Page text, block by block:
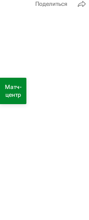
Поделиться
Матч-
центр